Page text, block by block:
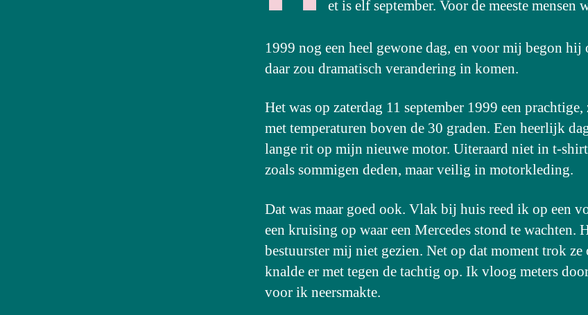
et is elf september. Voor de meeste mensen
1999 nog een heel gewone dag, en voor mij begon hij
daar zou dramatisch verandering in komen.
Het was op zaterdag 11 september 1999 een
met temperaturen boven de 30 graden. Een heerlijk
lange rit op mijn nieuwe motor. Uiteraard niet in t-
zoals sommigen deden, maar veilig in motorkleding.
Dat was maar goed ook. Vlak bij huis reed ik op een
een kruising op waar een Mercedes stond te wachten.
bestuurster mij niet gezien. Net op dat moment trok ze
knalde er met tegen de tachtig op. Ik vloog meters
voor ik neersmakte.